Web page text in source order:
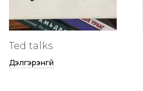
Ted talks
Дэлгэрэнгүй